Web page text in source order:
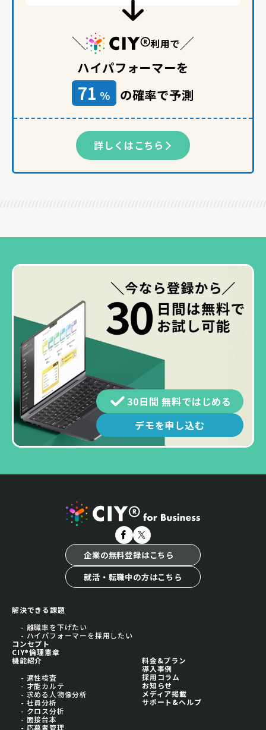
利用で
ハイパフォーマーを
71 % の確率で予測
詳しくはこちら
30日間 無料ではじめる
デモを申し込む
企業の無料登録はこちら
就活・転職中の方はこちら
解決できる課題
- 離職率を下げたい
- ハイパフォーマーを採用したい
コンセプト
CIY®倫理憲章
機能紹介
- 適性検査
- 才能カルテ
- 求める人物像分析
- 社員分析
- クロス分析
- 面接台本
- 応募者管理
料金&プラン
導入事例
採用コラム
お知らせ
メディア掲載
サポート&ヘルプ